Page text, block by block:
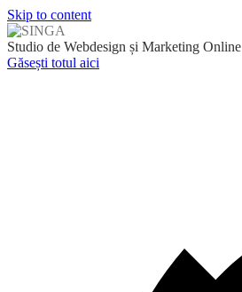
Skip to content
Studio de Webdesign și Marketing Online
Găsești totul aici